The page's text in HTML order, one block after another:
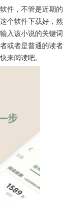
件，不管是近期的
个软件下载好，然
入该小说的关键词
或者是普通的读者
来阅读吧。